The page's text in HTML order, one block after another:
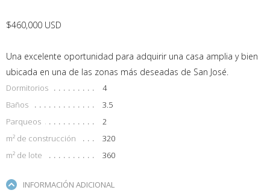
$460,000 USD
Una excelente oportunidad para adquirir una casa amplia y bien
ubicada en una de las zonas más deseadas de San José.
Dormitorios
4
Baños
3.5
Parqueos
2
m² de construcción
320
m² de lote
360
INFORMACIÓN ADICIONAL